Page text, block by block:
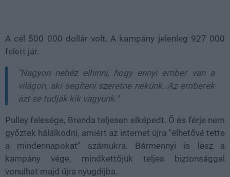
A cél 500 000 dollár volt. A kampány jelenleg 927 000
felett jár.
"Nagyon nehéz elhinni, hogy ennyi ember van a
világon, aki segíteni szeretne nekünk. Az emberek
azt se tudják kik vagyunk."
Pulley felesége, Brenda teljesen elképedt. Ő és férje nem
győztek hálálkodni, amiért az internet újra "élhetővé tette
a mindennapokat" számukra. Bármennyi is lesz a
kampány vége, mindkettőjük teljes biztonsággal
vonulhat majd újra nyugdíjba.